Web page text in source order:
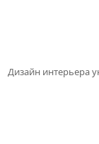
Дизайн интерьера